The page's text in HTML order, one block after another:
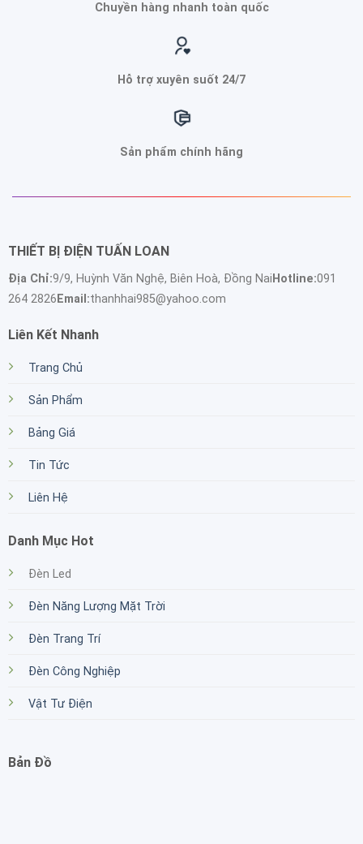
Chuyền hàng nhanh toàn quốc
Hỗ trợ xuyên suốt 24/7
Sản phẩm chính hãng
THIẾT BỊ ĐIỆN TUẤN LOAN
Địa Chỉ:9/9, Huỳnh Văn Nghệ, Biên Hoà, Đồng NaiHotline:091
264 2826Email:thanhhai985@yahoo.com
Liên Kết Nhanh
Trang Chủ
Sản Phẩm
Bảng Giá
Tin Tức
Liên Hệ
Danh Mục Hot
Đèn Led
Đèn Năng Lượng Mặt Trời
Đèn Trang Trí
Đèn Công Nghiệp
Vật Tư Điện
Bản Đồ